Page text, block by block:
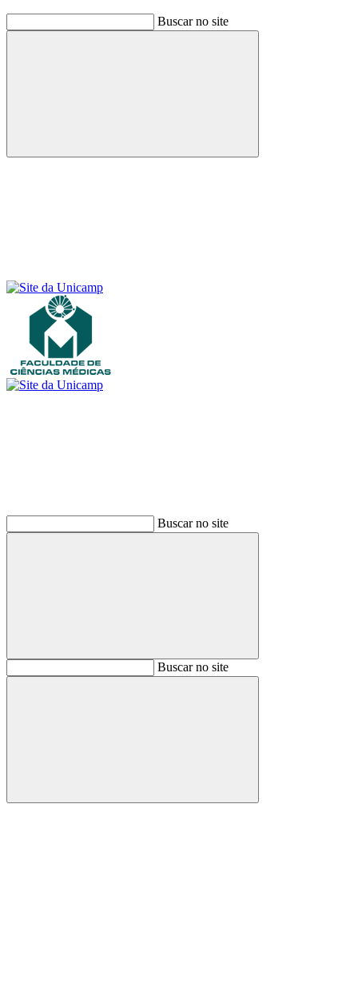
Buscar no site
Buscar
Buscar no site
BuscarBuscar no site
Buscar